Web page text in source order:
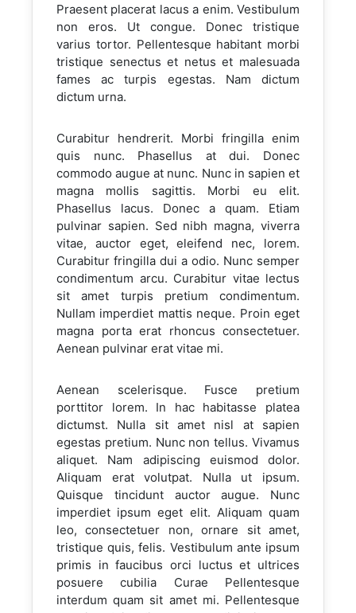
Praesent placerat lacus a enim. Vestibulum
non eros. Ut congue. Donec tristique
varius tortor. Pellentesque habitant morbi
tristique senectus et netus et malesuada
fames ac turpis egestas. Nam dictum
dictum urna.
Curabitur hendrerit. Morbi fringilla enim
quis nunc. Phasellus at dui. Donec
commodo augue at nunc. Nunc in sapien et
magna mollis sagittis. Morbi eu elit.
Phasellus lacus. Donec a quam. Etiam
pulvinar sapien. Sed nibh magna, viverra
vitae, auctor eget, eleifend nec, lorem.
Curabitur fringilla dui a odio. Nunc semper
condimentum arcu. Curabitur vitae lectus
sit amet turpis pretium condimentum.
Nullam imperdiet mattis neque. Proin eget
magna porta erat rhoncus consectetuer.
Aenean pulvinar erat vitae mi.
Aenean scelerisque. Fusce pretium
porttitor lorem. In hac habitasse platea
dictumst. Nulla sit amet nisl at sapien
egestas pretium. Nunc non tellus. Vivamus
aliquet. Nam adipiscing euismod dolor.
Aliquam erat volutpat. Nulla ut ipsum.
Quisque tincidunt auctor augue. Nunc
imperdiet ipsum eget elit. Aliquam quam
leo, consectetuer non, ornare sit amet,
tristique quis, felis. Vestibulum ante ipsum
primis in faucibus orci luctus et ultrices
posuere cubilia Curae Pellentesque
interdum quam sit amet mi. Pellentesque